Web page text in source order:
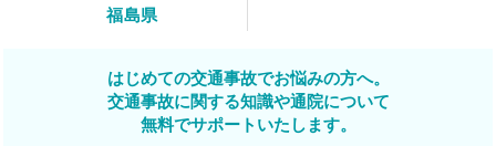
福島県
はじめての交通事故でお悩みの方へ。
交通事故に関する知識や通院について
無料でサポートいたします。